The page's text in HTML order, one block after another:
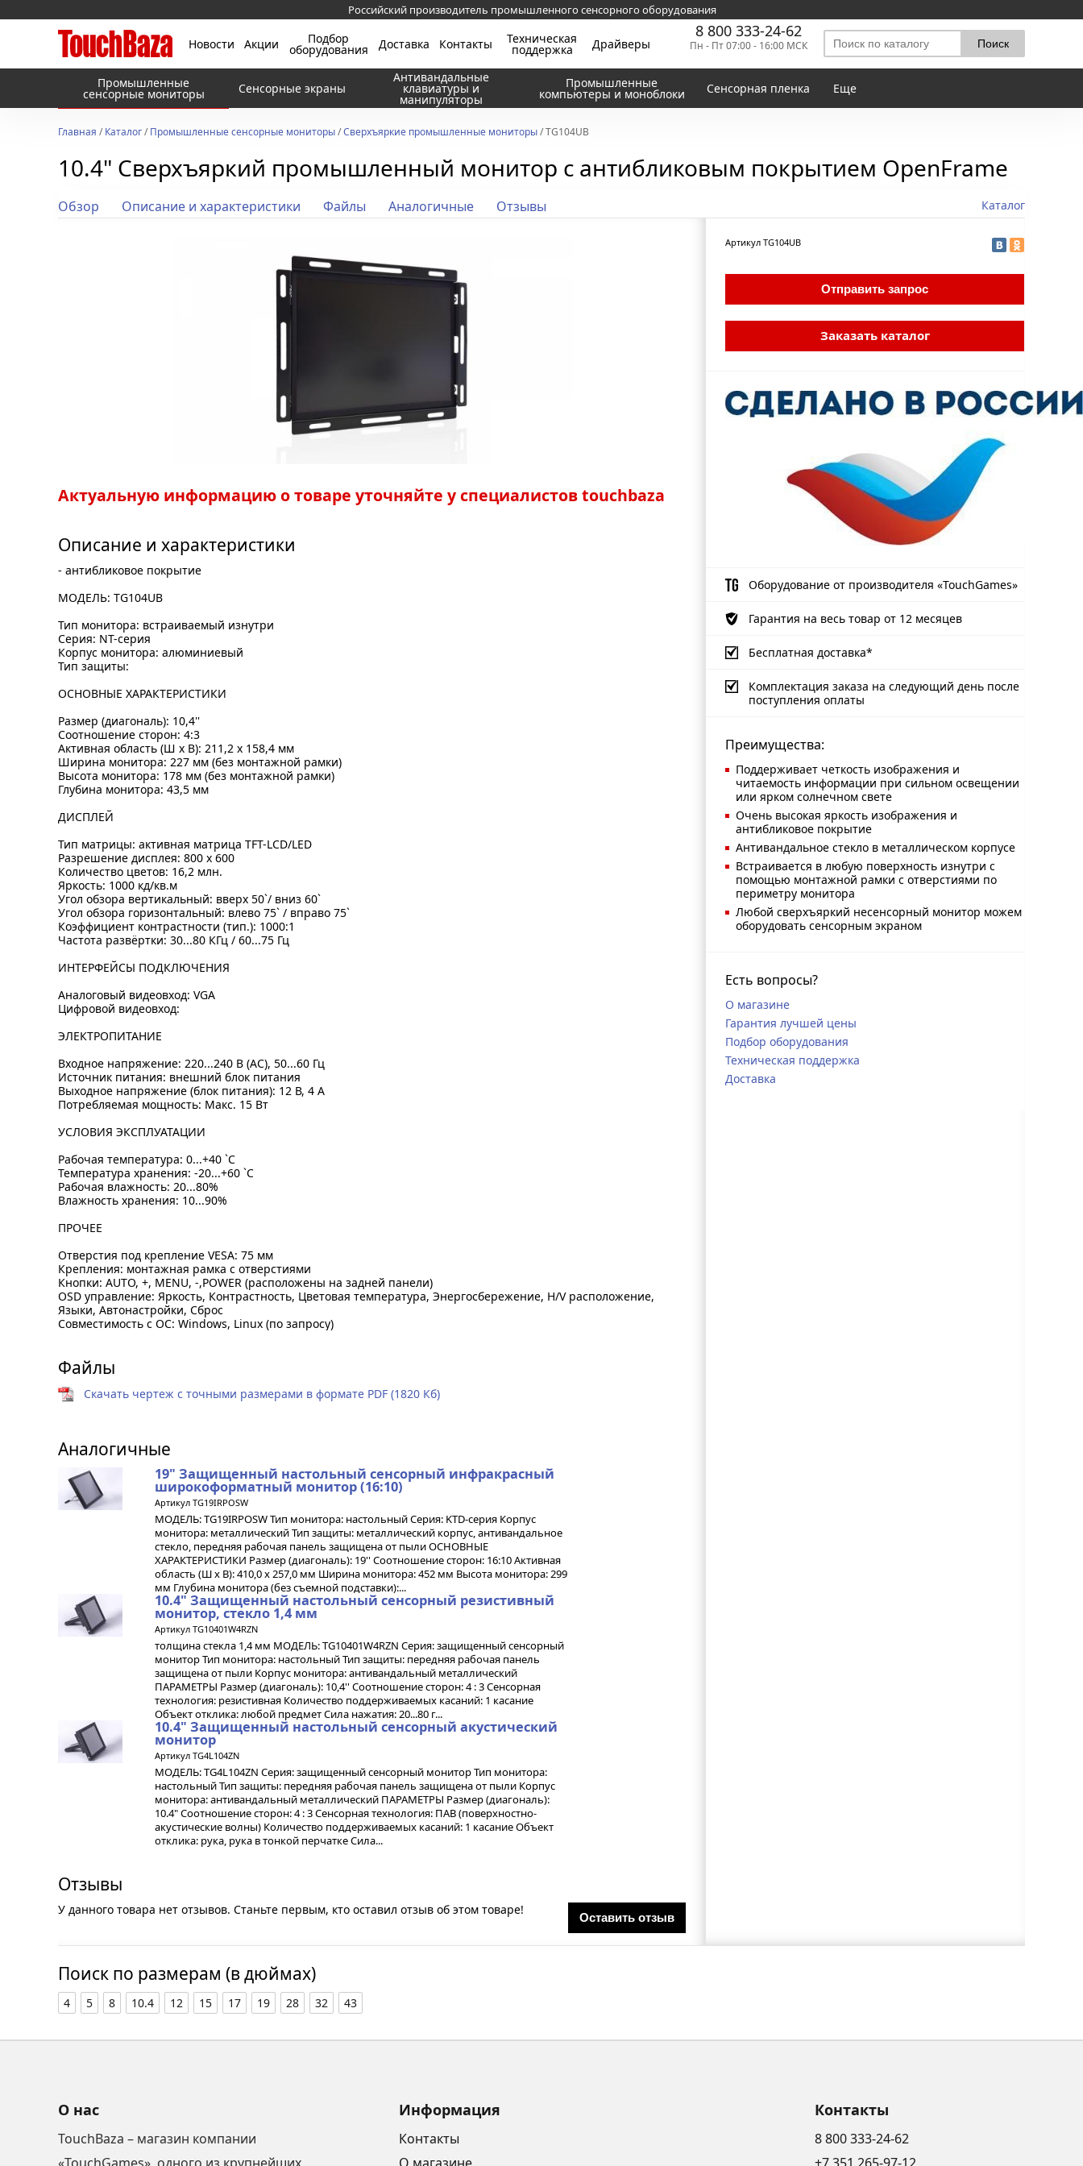
Российский производитель промышленного сенсорного оборудования
Новости Акции Подбор
оборудования Доставка Контакты Техническая
поддержка Драйверы
8 800 333-24-62
Пн - Пт 07:00 - 16:00 МСК
Промышленные
сенсорные мониторы Сенсорные экраны
Антивандальные
клавиатуры и
манипуляторы
Промышленные
компьютеры и моноблоки Сенсорная пленка Еще
Главная /Каталог/Промышленные сенсорные мониторы/Сверхъяркие промышленные мониторы/ TG104UB
10.4" Сверхъяркий промышленный монитор с антибликовым покрытием OpenFrame
Обзор Описание и характеристики Файлы Аналогичные Отзывы Каталог
Актуальную информацию о товаре уточняйте у специалистов touchbaza
Описание и характеристики
- антибликовое покрытие
МОДЕЛЬ: TG104UB
Тип монитора: встраиваемый изнутри
Серия: NT-серия
Корпус монитора: алюминиевый
Тип защиты:
ОСНОВНЫЕ ХАРАКТЕРИСТИКИ
Размер (диагональ): 10,4''
Соотношение сторон: 4:3
Активная область (Ш х В): 211,2 х 158,4 мм
Ширина монитора: 227 мм (без монтажной рамки)
Высота монитора: 178 мм (без монтажной рамки)
Глубина монитора: 43,5 мм
ДИСПЛЕЙ
Тип матрицы: активная матрица TFT-LCD/LED
Разрешение дисплея: 800 х 600
Количество цветов: 16,2 млн.
Яркость: 1000 кд/кв.м
Угол обзора вертикальный: вверх 50`/ вниз 60`
Угол обзора горизонтальный: влево 75` / вправо 75`
Коэффициент контрастности (тип.): 1000:1
Частота развёртки: 30...80 КГц / 60...75 Гц
ИНТЕРФЕЙСЫ ПОДКЛЮЧЕНИЯ
Аналоговый видеовход: VGA
Цифровой видеовход:
ЭЛЕКТРОПИТАНИЕ
Входное напряжение: 220...240 В (AC), 50...60 Гц
Источник питания: внешний блок питания
Выходное напряжение (блок питания): 12 В, 4 А
Потребляемая мощность: Макс. 15 Вт
УСЛОВИЯ ЭКСПЛУАТАЦИИ
Рабочая температура: 0...+40 `C
Температура хранения: -20...+60 `C
Рабочая влажность: 20...80%
Влажность хранения: 10...90%
ПРОЧЕЕ
Отверстия под крепление VESA: 75 мм
Крепления: монтажная рамка с отверстиями
Кнопки: AUTO, +, MENU, -,POWER (расположены на задней панели)
OSD управление: Яркость, Контрастность, Цветовая температура, Энергосбережение, H/V расположение,
Языки, Автонастройки, Сброс
Совместимость с ОС: Windows, Linux (по запросу)
Файлы
Скачать чертеж с точными размерами в формате PDF (1820 Кб)
Аналогичные
19" Защищенный настольный сенсорный инфракрасный
широкоформатный монитор (16:10)
Артикул TG19IRPOSW
МОДЕЛЬ: TG19IRPOSW Тип монитора: настольный Серия: KTD-серия Корпус
монитора: металлический Тип защиты: металлический корпус, антивандальное
стекло, передняя рабочая панель защищена от пыли ОСНОВНЫЕ
ХАРАКТЕРИСТИКИ Размер (диагональ): 19'' Соотношение сторон: 16:10 Активная
область (Ш x В): 410,0 x 257,0 мм Ширина монитора: 452 мм Высота монитора: 299
мм Глубина монитора (без съемной подставки):...
10.4" Защищенный настольный сенсорный резистивный
монитор, стекло 1,4 мм
Артикул TG10401W4RZN
толщина стекла 1,4 мм МОДЕЛЬ: TG10401W4RZN Серия: защищенный сенсорный
монитор Тип монитора: настольный Тип защиты: передняя рабочая панель
защищена от пыли Корпус монитора: антивандальный металлический
ПАРАМЕТРЫ Размер (диагональ): 10,4'' Соотношение сторон: 4 : 3 Сенсорная
технология: резистивная Количество поддерживаемых касаний: 1 касание
Объект отклика: любой предмет Сила нажатия: 20...80 г...
10.4" Защищенный настольный сенсорный акустический
монитор
Артикул TG4L104ZN
МОДЕЛЬ: TG4L104ZN Серия: защищенный сенсорный монитор Тип монитора:
настольный Тип защиты: передняя рабочая панель защищена от пыли Корпус
монитора: антивандальный металлический ПАРАМЕТРЫ Размер (диагональ):
10.4" Соотношение сторон: 4 : 3 Сенсорная технология: ПАВ (поверхностно-
акустические волны) Количество поддерживаемых касаний: 1 касание Объект
отклика: рука, рука в тонкой перчатке Сила...
Отзывы
Оставить отзыв
У данного товара нет отзывов. Станьте первым, кто оставил отзыв об этом товаре!
Артикул TG104UB
Отправить запрос
Заказать каталог
Оборудование от производителя «TouchGames»
Гарантия на весь товар от 12 месяцев
Бесплатная доставка*
Комплектация заказа на следующий день после
поступления оплаты
Преимущества:
Поддерживает четкость изображения и
читаемость информации при сильном освещении
или ярком солнечном свете
Очень высокая яркость изображения и
антибликовое покрытие
Антивандальное стекло в металлическом корпусе
Встраивается в любую поверхность изнутри с
помощью монтажной рамки с отверстиями по
периметру монитора
Любой сверхъяркий несенсорный монитор можем
оборудовать сенсорным экраном
Есть вопросы?
О магазине
Гарантия лучшей цены
Подбор оборудования
Техническая поддержка
Доставка
Поиск по размерам (в дюймах)
4 5 8 10.4 12 15 17 19 28 32 43
О нас
TouchBaza – магазин компании
Информация
Контакты
Контакты
8 800 333-24-62